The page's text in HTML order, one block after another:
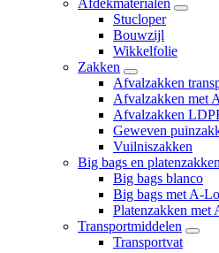
Stucloper
Bouwzijl
Wikkelfolie
Zakken
Afvalzakken
Afvalzakken met
Afvalzakken
Geweven
Vuilniszakken
Big bags en platenzakken
Big bags blanco
Big bags met A-
Platenzakken met
Transportmiddelen
Transportvat